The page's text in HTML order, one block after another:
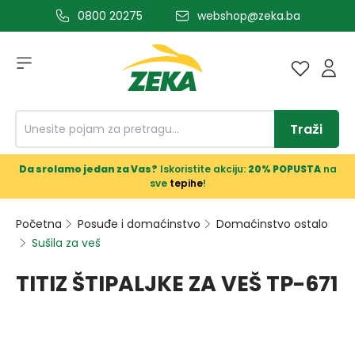
glavni sadržaj0800 20275 webshop@zeka.ba
Traži
Da srolamo jedan za Vas? Iskoristite akciju: 20% POPUSTAna
sve tepihe!
Početna Posuđe i domaćinstvo
Domaćinstvo ostalo
Sušila za veš
TITIZ ŠTIPALJKE ZA VEŠ TP-671